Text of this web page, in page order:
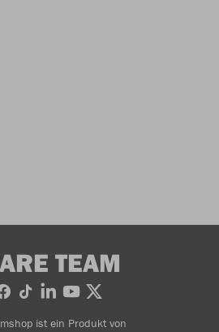
TEAM
ist ein Produkt von